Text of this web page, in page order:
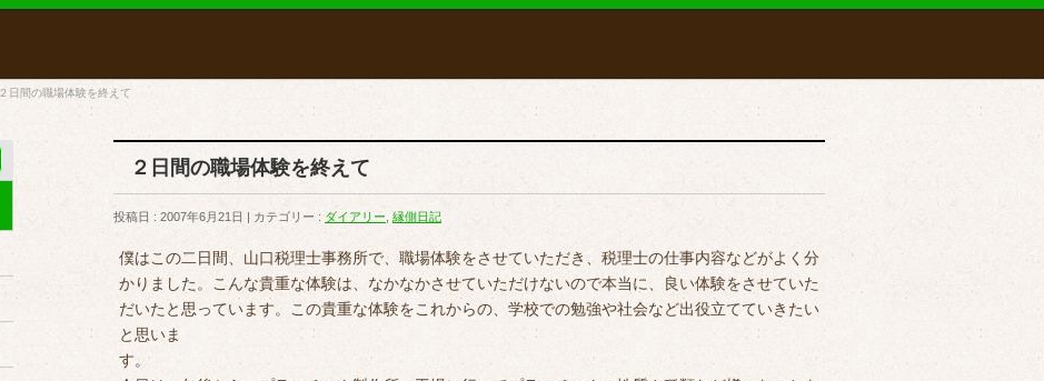
２日間の職場体験を終えて
２日間の職場体験を終えて
投稿日 : 2007年6月21日 カテゴリー : ダイアリー 縁側日記
僕はこの二日間、山口税理士事務所で、職場体験をさせていただき、税理士の仕事内容などがよく分
かりました。こんな貴重な体験は、なかなかさせていただけないので本当に、良い体験をさせていた
だいたと思っています。この貴重な体験をこれからの、学校での勉強や社会など出役立てていきたい
と思いま
す。